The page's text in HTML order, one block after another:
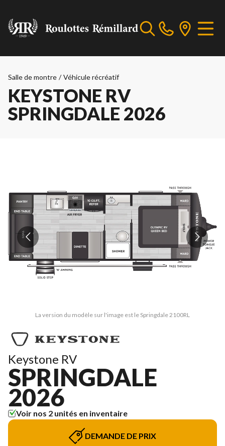
Salle de montre / Véhicule récréatif
KEYSTONE RV
SPRINGDALE 2026
La version du modèle sur l'image est le Springdale 2100RL
Keystone RV
SPRINGDALE
2026
Voir nos 2 unités en inventaire
DEMANDE DE PRIX